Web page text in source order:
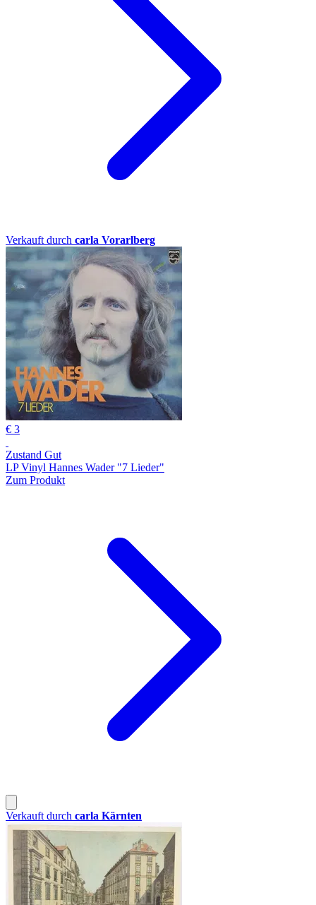
Verkauft durch carla Vorarlberg
€ 3
Zustand Gut
LP Vinyl Hannes Wader "7 Lieder"
Zum Produkt
Verkauft durch carla Kärnten